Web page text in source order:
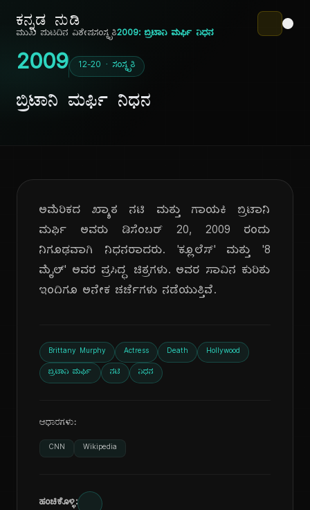
ಕನ್ನಡ ನುಡಿ
ಮುಖ ಪುಟದಿನ ವಿಶೇಷಸಂಸ್ಕೃತಿ2009: ಬ್ರಿಟಾನಿ ಮರ್ಫಿ ನಿಧನ
2009 12-20 · ಸಂಸ್ಕೃತಿ
ಬ್ರಿಟಾನಿ ಮರ್ಫಿ ನಿಧನ
ಅಮೆರಿಕದ ಖ್ಯಾತ ನಟಿ ಮತ್ತು ಗಾಯಕಿ ಬ್ರಿಟಾನಿ
ಮರ್ಫಿ ಅವರು ಡಿಸೆಂಬರ್ 20, 2009 ರಂದು
ನಿಗೂಢವಾಗಿ ನಿಧನರಾದರು. 'ಕ್ಲೂಲೆಸ್' ಮತ್ತು '8
ಮೈಲ್' ಅವರ ಪ್ರಸಿದ್ಧ ಚಿತ್ರಗಳು. ಅವರ ಸಾವಿನ ಕುರಿತು
ಇಂದಿಗೂ ಅನೇಕ ಚರ್ಚೆಗಳು ನಡೆಯುತ್ತಿವೆ.
Brittany Murphy Actress Death Hollywood
ಬ್ರಿಟಾನಿ ಮರ್ಫಿ ನಟಿ ನಿಧನ
ಆಧಾರಗಳು:
CNN Wikipedia
ಹಂಚಿಕೊಳ್ಳಿ: